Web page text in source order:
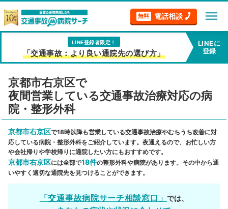
無料 電話相談 menu
LINE登録者限定！
「交通事故：より良い通院先の選び方」
LINEに
登録
京都市右京区で
夜間営業している交通事故治療対応の病
院・整形外科
京都市右京区で18時以降も営業している交通事故治療やむちうち改善に対
応している病院・整形外科をご紹介しています。夜通えるので、お忙しい方
や会社帰りや学校帰りに通院したい方にもおすすめです。
京都市右京区には全部で18件の整形外科や病院があります。その中から通
いやすく適切な通院先を見つけることができます。
「交通事故病院サーチ相談窓口」では、